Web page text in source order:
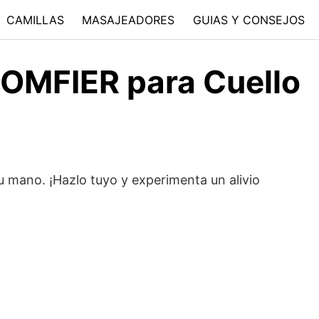
CAMILLAS MASAJEADORES GUIAS Y CONSEJOS
para Cuello
¡Hazlo tuyo y experimenta un alivio